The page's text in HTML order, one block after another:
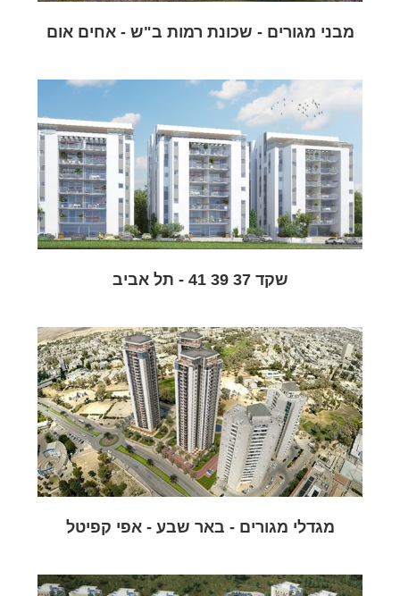
מבני מגורים - שכונת רמות ב"ש - אחים אום
שקד 37 39 41 - תל אביב
מגדלי מגורים - באר שבע - אפי קפיטל